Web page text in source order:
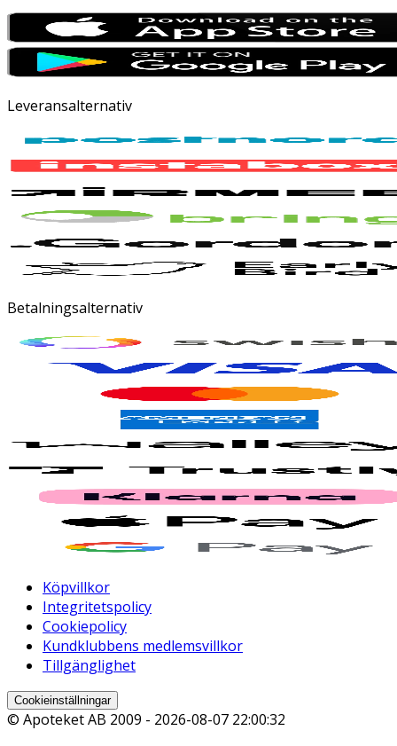
Leveransalternativ
Betalningsalternativ
Köpvillkor
Integritetspolicy
Cookiepolicy
Kundklubbens medlemsvillkor
Tillgänglighet
Cookieinställningar
© Apoteket AB 2009 - 2026-08-07 22:00:32